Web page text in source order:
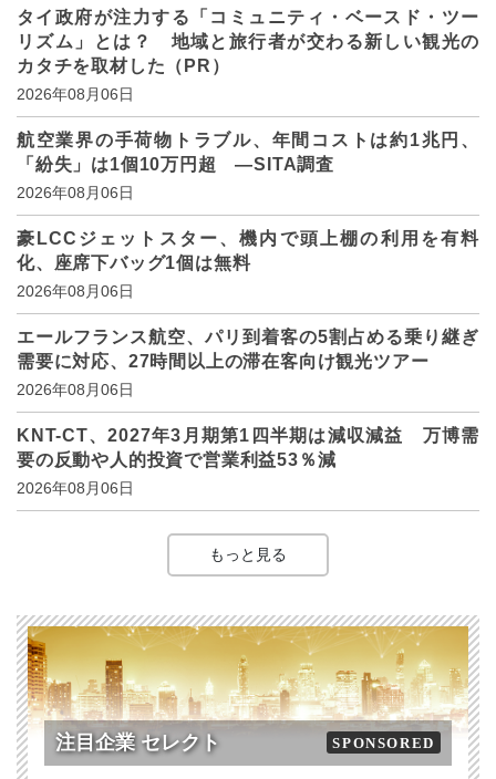
タイ政府が注力する「コミュニティ・ベースド・ツー
リズム」とは？ 地域と旅行者が交わる新しい観光の
カタチを取材した（PR）
2026年08月06日
航空業界の手荷物トラブル、年間コストは約1兆円、
「紛失」は1個10万円超 ―SITA調査
2026年08月06日
豪LCCジェットスター、機内で頭上棚の利用を有料
化、座席下バッグ1個は無料
2026年08月06日
エールフランス航空、パリ到着客の5割占める乗り継ぎ
需要に対応、27時間以上の滞在客向け観光ツアー
2026年08月06日
KNT-CT、2027年3月期第1四半期は減収減益 万博需
要の反動や人的投資で営業利益53％減
2026年08月06日
もっと見る
注目企業 セレクト SPONSORED